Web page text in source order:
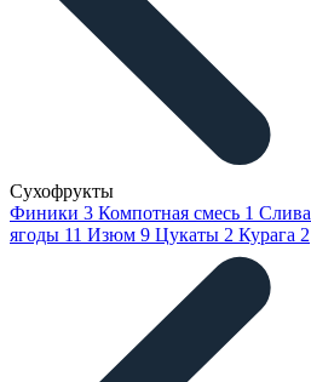
Сухофрукты
Финики 3 Компотная смесь 1 Слива
ягоды 11 Изюм 9 Цукаты 2 Курага 2